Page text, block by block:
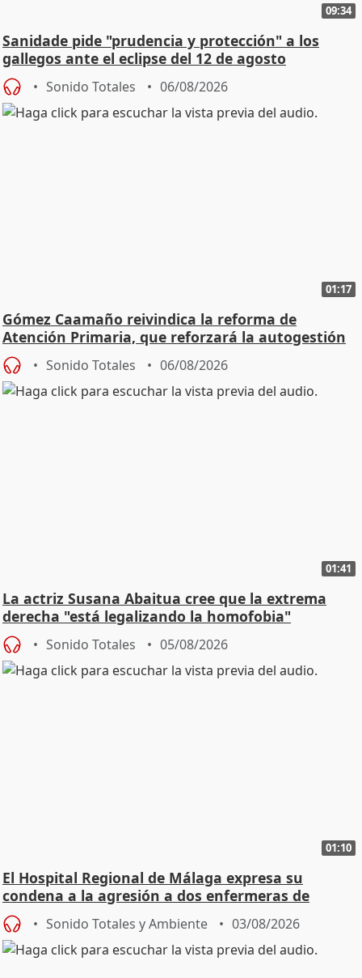
09:34
Sanidade pide "prudencia y protección" a los
gallegos ante el eclipse del 12 de agosto
Sonido Totales 06/08/2026
01:17
Gómez Caamaño reivindica la reforma de
Atención Primaria, que reforzará la autogestión
Sonido Totales 06/08/2026
01:41
La actriz Susana Abaitua cree que la extrema
derecha "está legalizando la homofobia"
Sonido Totales 05/08/2026
01:10
El Hospital Regional de Málaga expresa su
condena a la agresión a dos enfermeras de
Urgencias
Sonido Totales y Ambiente 03/08/2026